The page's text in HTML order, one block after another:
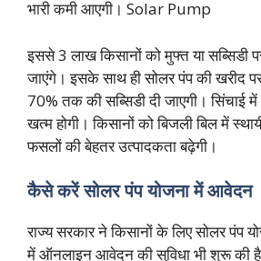
भारी कमी आएगी। Solar Pump
इससे 3 लाख किसानों को मुफ्त या सब्सिडी
जाएंगे। इसके साथ ही सोलर पंप की खरीद पर
70% तक की सब्सिडी दी जाएगी। सिंचाई में
खत्म होगी। किसानों को बिजली बिल में
फसलों की बेहतर उत्पादकता बढ़ेगी।
कैसे करें सोलर पंप योजना में आवेदन
राज्य सरकार ने किसानों के लिए सोलर पंप
में ऑनलाइन आवेदन की सुविधा भी शुरू की